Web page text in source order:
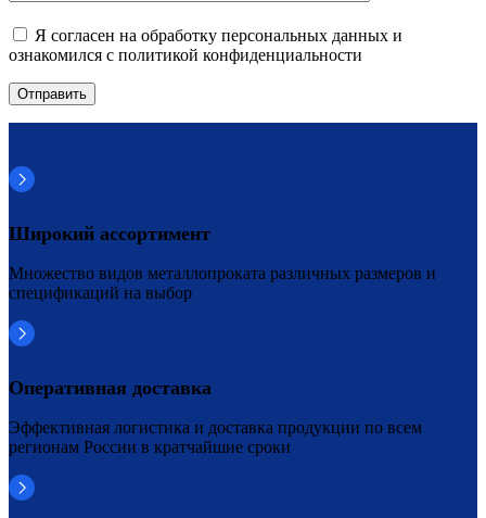
Я согласен на обработку персональных данных и
ознакомился с политикой конфиденциальности
Широкий ассортимент
Множество видов металлопроката различных размеров и
спецификаций на выбор
Оперативная доставка
Эффективная логистика и доставка продукции по всем
регионам России в кратчайшие сроки